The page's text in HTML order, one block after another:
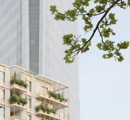
BENDOR
Renaissance de l'île de